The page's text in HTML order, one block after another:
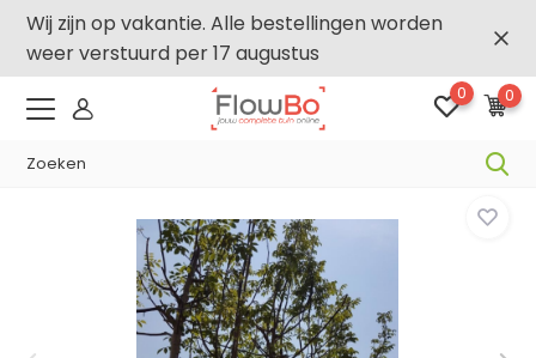
Wij zijn op vakantie. Alle bestellingen worden
weer verstuurd per 17 augustus
0 0